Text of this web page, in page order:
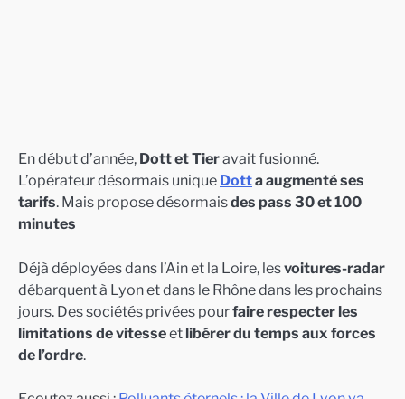
En début d’année, Dott et Tieravait fusionné.
L’opérateur désormais unique Dotta augmenté ses
tarifs. Mais propose désormaisdes pass 30 et 100
minutes
Déjà déployées dans l’Ain et la Loire, lesvoitures-radar
débarquent à Lyon et dans le Rhône dans les prochains
jours. Des sociétés privées pourfaire respecter les
limitations de vitesseetlibérer du temps aux forces
de l’ordre.